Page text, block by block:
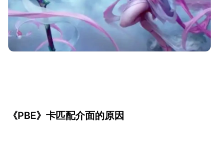
《PBE》卡匹配介面的原因